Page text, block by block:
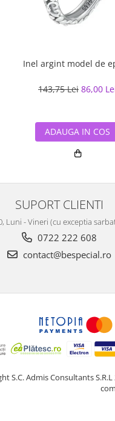
Inel argint model de
143,75 Lei 86,00
ADAUGA IN COS
SUPORT CLIENTI
Luni - Vineri (cu exceptia
0722 222 608
contact@bespecial.ro
S.C. Admis Consultants S.R.L